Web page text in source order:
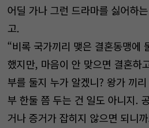
어딜 가나 그런 드라마를 싫어하
고.
“비록 국가끼리 맺은 결혼동맹에
했지만, 마음이 안 맞으면 결혼하
부를 둘지 누가 알겠니? 왕가 끼
부 한둘 쯤 두는 건 일도 아니지.
거나 증거가 잡히지 않으면 되니